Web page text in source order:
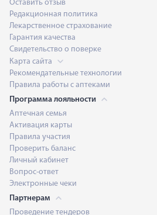
Оставить отзыв
Редакционная политика
Лекарственное страхование
Гарантия качества
Свидетельство о поверке
Карта сайта
Рекомендательные технологии
Правила работы с аптеками
Программа лояльности
Аптечная семья
Активация карты
Правила участия
Проверить баланс
Личный кабинет
Вопрос-ответ
Электронные чеки
Партнерам
Проведение тендеров